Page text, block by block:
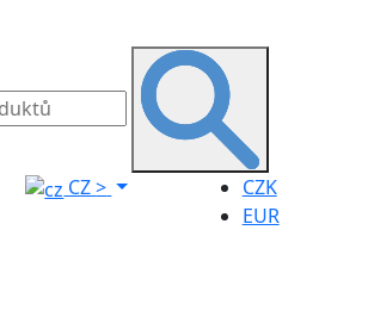
CZ>
CZK
EUR